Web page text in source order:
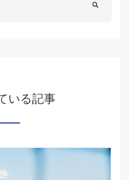
いる記事